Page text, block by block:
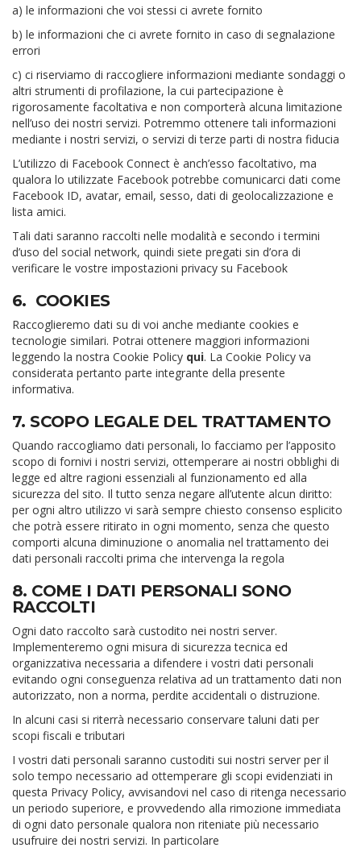
a) le informazioni che voi stessi ci avrete fornito
b) le informazioni che ci avrete fornito in caso di segnalazione
errori
c) ci riserviamo di raccogliere informazioni mediante sondaggi o
altri strumenti di profilazione, la cui partecipazione è
rigorosamente facoltativa e non comporterà alcuna limitazione
nell’uso dei nostri servizi. Potremmo ottenere tali informazioni
mediante i nostri servizi, o servizi di terze parti di nostra fiducia
L’utilizzo di Facebook Connect è anch’esso facoltativo, ma
qualora lo utilizzate Facebook potrebbe comunicarci dati come
Facebook ID, avatar, email, sesso, dati di geolocalizzazione e
lista amici.
Tali dati saranno raccolti nelle modalità e secondo i termini
d’uso del social network, quindi siete pregati sin d’ora di
verificare le vostre impostazioni privacy su Facebook
6. COOKIES
Raccoglieremo dati su di voi anche mediante cookies e
tecnologie similari. Potrai ottenere maggiori informazioni
leggendo la nostra Cookie Policy qui. La Cookie Policy va
considerata pertanto parte integrante della presente
informativa.
7. SCOPO LEGALE DEL TRATTAMENTO
Quando raccogliamo dati personali, lo facciamo per l’apposito
scopo di fornivi i nostri servizi, ottemperare ai nostri obblighi di
legge ed altre ragioni essenziali al funzionamento ed alla
sicurezza del sito. Il tutto senza negare all’utente alcun diritto:
per ogni altro utilizzo vi sarà sempre chiesto consenso esplicito
che potrà essere ritirato in ogni momento, senza che questo
comporti alcuna diminuzione o anomalia nel trattamento dei
dati personali raccolti prima che intervenga la regola
8. COME I DATI PERSONALI SONO
RACCOLTI
Ogni dato raccolto sarà custodito nei nostri server.
Implementeremo ogni misura di sicurezza tecnica ed
organizzativa necessaria a difendere i vostri dati personali
evitando ogni conseguenza relativa ad un trattamento dati non
autorizzato, non a norma, perdite accidentali o distruzione.
In alcuni casi si riterrà necessario conservare taluni dati per
scopi fiscali e tributari
I vostri dati personali saranno custoditi sui nostri server per il
solo tempo necessario ad ottemperare gli scopi evidenziati in
questa Privacy Policy, avvisandovi nel caso di ritenga necessario
un periodo superiore, e provvedendo alla rimozione immediata
di ogni dato personale qualora non riteniate più necessario
usufruire dei nostri servizi. In particolare